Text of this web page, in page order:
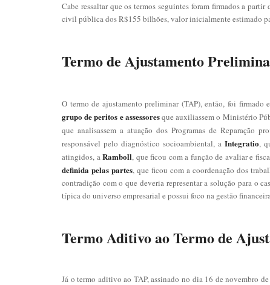
Cabe ressaltar que os termos seguintes foram firmados a
civil pública dos R$155 bilhões, valor inicialmente estimado
Termo de Ajustamento
O termo de ajustamento preliminar (TAP), então, foi
grupo de peritos e assessoresque auxiliassem o Ministério
que analisassem a atuação dos Programas de Reparação
responsável pelo diagnóstico socioambiental, a Integratio,
atingidos, aRamboll, que ficou com a função de avaliar e
definida pelas partes, que ficou com a coordenação dos
contradição com o que deveria representar a solução para o
típica do universo empresarial e possui foco na gestão
Termo Aditivo ao Termo de
Já o termo aditivo ao TAP, assinado no dia 16 de novembro